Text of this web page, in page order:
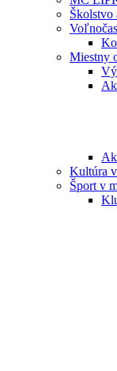
Školstvo
Miestny
Kultúra
Šport v